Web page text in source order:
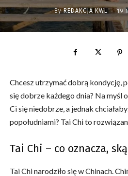
By REDAKCJA KWL - 19
Chcesz utrzymać dobrą kondycję,
się dobrze każdego dnia? Na myśl
Ci się niedobrze, a jednak
popołudniami? Tai Chi to
Tai Chi – co oznacza,
Tai Chi narodziło się w Chinach.